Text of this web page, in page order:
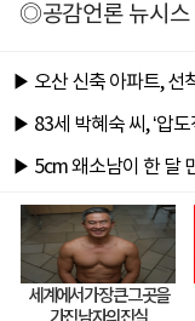
◎공감언론 뉴시스